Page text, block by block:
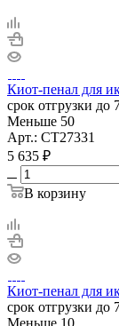
Киот-пенал для
срок отгрузки до
Меньше 50
Арт.: СТ27331
5 635 ₽
В корзину
Киот-пенал для
срок отгрузки до
Меньше 10